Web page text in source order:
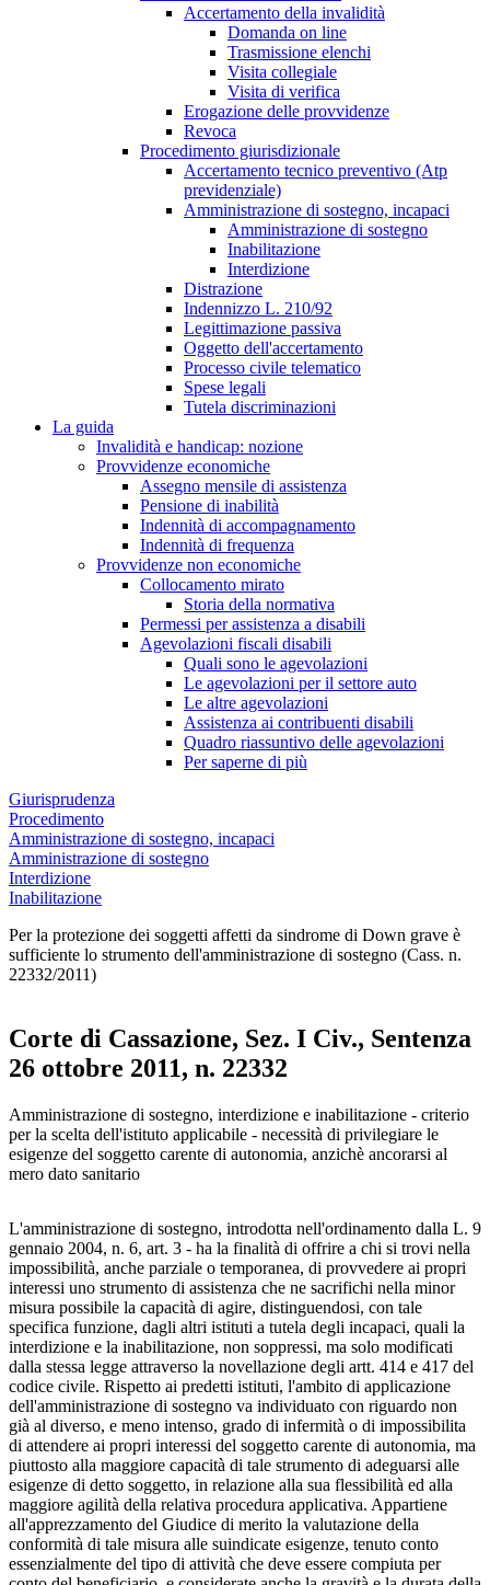
Accertamento della invalidità
Domanda on line
Trasmissione elenchi
Visita collegiale
Visita di verifica
Erogazione delle provvidenze
Revoca
Procedimento giurisdizionale
Accertamento tecnico preventivo (Atp
previdenziale)
Amministrazione di sostegno, incapaci
Amministrazione di sostegno
Inabilitazione
Interdizione
Distrazione
Indennizzo L. 210/92
Legittimazione passiva
Oggetto dell'accertamento
Processo civile telematico
Spese legali
Tutela discriminazioni
La guida
Invalidità e handicap: nozione
Provvidenze economiche
Assegno mensile di assistenza
Pensione di inabilità
Indennità di accompagnamento
Indennità di frequenza
Provvidenze non economiche
Collocamento mirato
Storia della normativa
Permessi per assistenza a disabili
Agevolazioni fiscali disabili
Quali sono le agevolazioni
Le agevolazioni per il settore auto
Le altre agevolazioni
Assistenza ai contribuenti disabili
Quadro riassuntivo delle agevolazioni
Per saperne di più
Giurisprudenza
Procedimento
Amministrazione di sostegno, incapaci
Amministrazione di sostegno
Interdizione
Inabilitazione
Per la protezione dei soggetti affetti da sindrome di Down grave è
sufficiente lo strumento dell'amministrazione di sostegno (Cass. n.
22332/2011)
Corte di Cassazione, Sez. I Civ., Sentenza
26 ottobre 2011, n. 22332
Corte di Cassazione, Sez. I Civ., Sentenza
Amministrazione di sostegno, interdizione e inabilitazione - criterio
per la scelta dell'istituto applicabile - necessità di privilegiare le
esigenze del soggetto carente di autonomia, anzichè ancorarsi al
mero dato sanitario
L'amministrazione di sostegno, introdotta nell'ordinamento dalla L. 9
gennaio 2004, n. 6, art. 3 - ha la finalità di offrire a chi si trovi nella
impossibilità, anche parziale o temporanea, di provvedere ai propri
interessi uno strumento di assistenza che ne sacrifichi nella minor
misura possibile la capacità di agire, distinguendosi, con tale
specifica funzione, dagli altri istituti a tutela degli incapaci, quali la
interdizione e la inabilitazione, non soppressi, ma solo modificati
dalla stessa legge attraverso la novellazione degli artt. 414 e 417 del
codice civile. Rispetto ai predetti istituti, l'ambito di applicazione
dell'amministrazione di sostegno va individuato con riguardo non
già al diverso, e meno intenso, grado di infermità o di impossibilita
di attendere ai propri interessi del soggetto carente di autonomia, ma
piuttosto alla maggiore capacità di tale strumento di adeguarsi alle
esigenze di detto soggetto, in relazione alla sua flessibilità ed alla
maggiore agilità della relativa procedura applicativa. Appartiene
all'apprezzamento del Giudice di merito la valutazione della
conformità di tale misura alle suindicate esigenze, tenuto conto
essenzialmente del tipo di attività che deve essere compiuta per